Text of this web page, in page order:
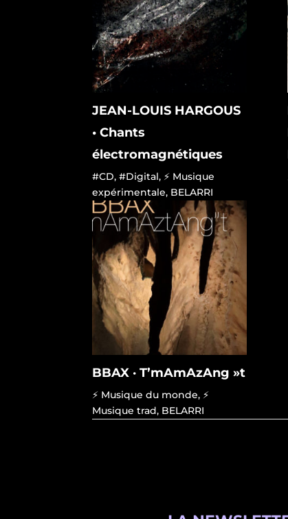
JEAN-LOUIS HARGOUS
• Chants
électromagnétiques
#CD,#Digital, ⚡ Musique
expérimentale, BELARRI
BBAX · T’mAmAzAng »t
⚡ Musique du monde, ⚡
Musique trad, BELARRI